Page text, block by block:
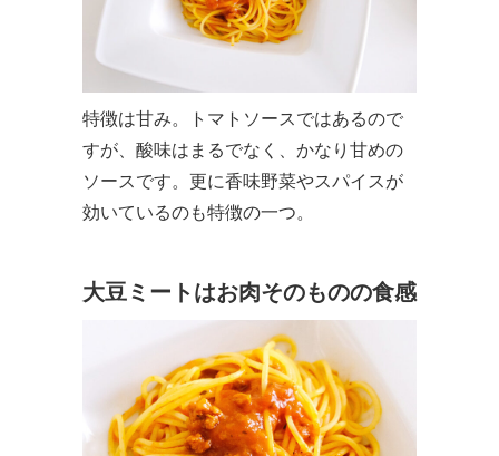
特徴は甘み。トマトソースではあるので
すが、酸味はまるでなく、かなり甘めの
ソースです。更に香味野菜やスパイスが
効いているのも特徴の一つ。
大豆ミートはお肉そのものの食感